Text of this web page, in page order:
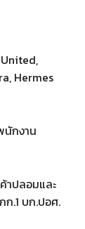
Hermes
นักงาน
าปลอมและ
.1 บก.ปอศ.